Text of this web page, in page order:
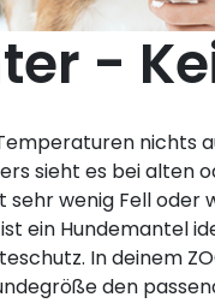
-
nichts
sieht es bei alten
sehr wenig Fell oder
ein Hundemantel
In deinem
den